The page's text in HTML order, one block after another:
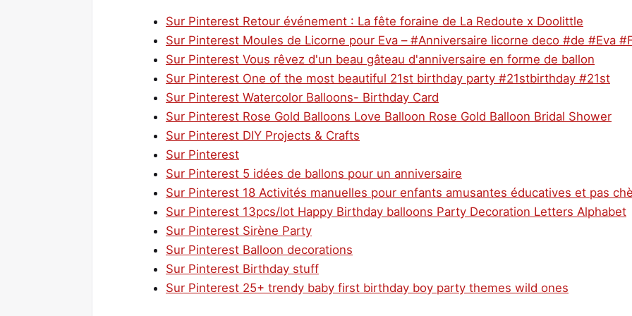
Sur Pinterest Retour événement : La fête foraine de La Redoute x Doolittle
Sur Pinterest Moules de Licorne pour Eva – #Anniversaire licorne deco #de #Eva
Sur Pinterest Vous rêvez d'un beau gâteau d'anniversaire en forme de ballon
Sur Pinterest One of the most beautiful 21st birthday party #21stbirthday #21st
Sur Pinterest Watercolor Balloons- Birthday Card
Sur Pinterest Rose Gold Balloons Love Balloon Rose Gold Balloon Bridal Shower
Sur Pinterest DIY Projects & Crafts
Sur Pinterest
Sur Pinterest 5 idées de ballons pour un anniversaire
Sur Pinterest 18 Activités manuelles pour enfants amusantes éducatives et pas
Sur Pinterest 13pcs/lot Happy Birthday balloons Party Decoration Letters Alphabet
Sur Pinterest Sirène Party
Sur Pinterest Balloon decorations
Sur Pinterest Birthday stuff
Sur Pinterest 25+ trendy baby first birthday boy party themes wild ones